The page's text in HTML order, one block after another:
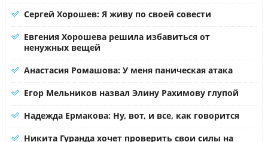
Сергей Хорошев: Я живу по своей совести
Евгения Хорошева решила избавиться от
ненужных вещей
Анастасия Ромашова: У меня паническая атака
Егор Мельников назвал Элину Рахимову глупой
Надежда Ермакова: Ну, вот, и все, как говорится
Никита Гуранда хочет проверить свои силы на